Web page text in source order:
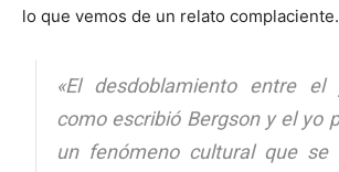
lo que vemos de un relato complaciente.
«El desdoblamiento entre el
como escribió Bergson y el yo
un fenómeno cultural que se